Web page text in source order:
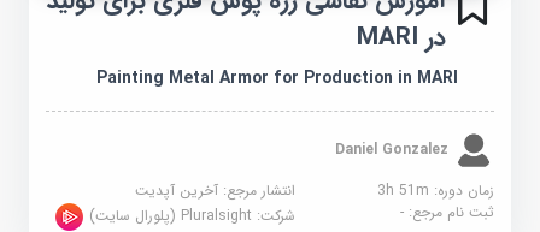
در MARI
Painting Metal Armor for Production in MARI
Daniel Gonzalez
زمان دوره: 3h 51m
انتشار مرجع:آخرین آپدیت
ثبت نام مرجع:- شرکت:Pluralsight (پلورال سایت)